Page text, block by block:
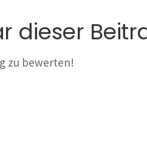
dieser
zu bewerten!